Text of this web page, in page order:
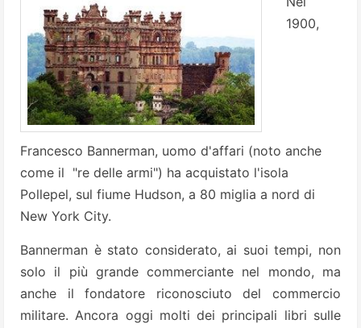
1900,
Francesco Bannerman, uomo d'affari (noto anche
come il "re delle armi") ha acquistato l'isola
Pollepel, sul fiume Hudson, a 80 miglia a nord di
New York City.
Bannerman è stato considerato, ai suoi tempi, non
solo il più grande commerciante nel mondo, ma
anche il fondatore riconosciuto del commercio
militare.Ancora oggi molti dei principali libri sulle